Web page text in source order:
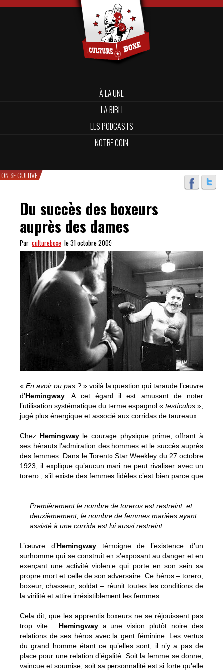
À LA UNE
LA BIBLI
LES PODCASTS
NOTRE COIN
ON SE CULTIVE
Du succès des boxeurs
auprès des dames
Par cultureboxe le 31 octobre 2009
« En avoir ou pas ? » voilà la question qui taraude l’œuvre
d’Hemingway . A cet égard il est amusant de noter
l’utilisation systématique du terme espagnol « testículos »,
jugé plus énergique et associé aux corridas de taureaux.
Chez Hemingwayle courage physique prime, offrant à
ses hérauts l’admiration des hommes et le succès auprès
des femmes. Dans le Torento Star Weekley du 27 octobre
1923, il explique qu’aucun mari ne peut rivaliser avec un
torero ; s’il existe des femmes fidèles c’est bien parce que
:
Premièrement le nombre de toreros est restreint, et,
deuxièmement, le nombre de femmes mariées ayant
assisté à une corrida est lui aussi restreint.
L’œuvre d’Hemingwaytémoigne de l’existence d’un
surhomme qui se construit en s’exposant au danger et en
exerçant une activité violente qui porte en son sein sa
propre mort et celle de son adversaire. Ce héros – torero,
boxeur, chasseur, soldat – réunit toutes les conditions de
la virilité et attire irrésistiblement les femmes.
Cela dit, que les apprentis boxeurs ne se réjouissent pas
trop vite : Hemingwaya une vision plutôt noire des
relations de ses héros avec la gent féminine. Les vertus
du grand homme étant ce qu’elles sont, il n’y a pas de
place pour une relation d’égalité. Soit la femme se donne,
vaincue et soumise, soit sa personnalité est si forte qu’elle